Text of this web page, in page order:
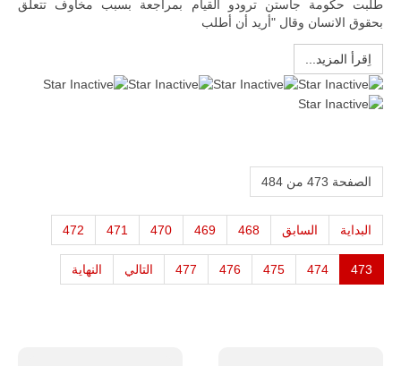
طلبت حكومة جاستن ترودو القيام بمراجعة بسبب مخاوف تتعلق
بحقوق الانسان وقال "أريد أن أطلب
اِقرأ المزيد...
الصفحة 473 من 484
البداية السابق 468
469
470
471
472
473
474
475
476
477 التالي النهاية